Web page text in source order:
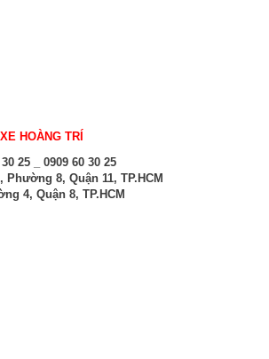
HOÀNG TRÍ
25 _ 0909 60 30 25
Phường 8, Quận 11, TP.HCM
4, Quận 8, TP.HCM